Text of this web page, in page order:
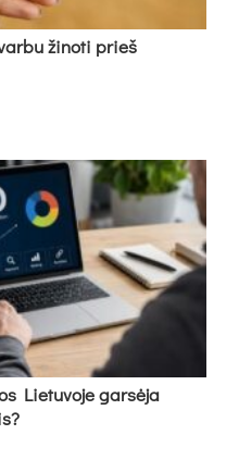
žinoti prieš
Lietuvoje garsėja